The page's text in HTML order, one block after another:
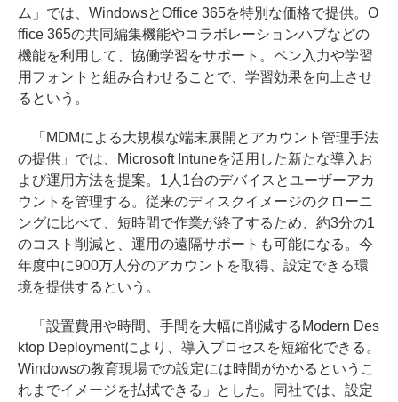
ム」では、WindowsとOffice 365を特別な価格で提供。O
ffice 365の共同編集機能やコラボレーションハブなどの
機能を利用して、協働学習をサポート。ペン入力や学習
用フォントと組み合わせることで、学習効果を向上させ
るという。
「MDMによる大規模な端末展開とアカウント管理手法
の提供」では、Microsoft Intuneを活用した新たな導入お
よび運用方法を提案。1人1台のデバイスとユーザーアカ
ウントを管理する。従来のディスクイメージのクローニ
ングに比べて、短時間で作業が終了するため、約3分の1
のコスト削減と、運用の遠隔サポートも可能になる。今
年度中に900万人分のアカウントを取得、設定できる環
境を提供するという。
「設置費用や時間、手間を大幅に削減するModern Des
ktop Deploymentにより、導入プロセスを短縮化できる。
Windowsの教育現場での設定には時間がかかるというこ
れまでイメージを払拭できる」とした。同社では、設定